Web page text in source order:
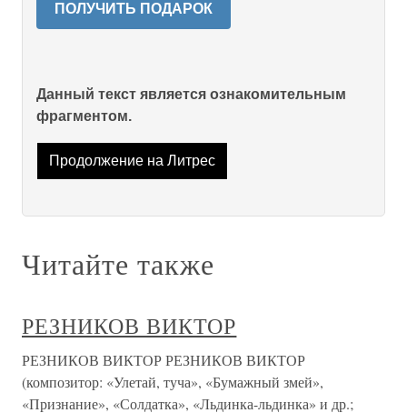
ПОЛУЧИТЬ ПОДАРОК
Данный текст является ознакомительным
фрагментом.
Продолжение на Литрес
Читайте также
РЕЗНИКОВ ВИКТОР
РЕЗНИКОВ ВИКТОР РЕЗНИКОВ ВИКТОР
(композитор: «Улетай, туча», «Бумажный змей»,
«Признание», «Солдатка», «Льдинка-льдинка» и др.;